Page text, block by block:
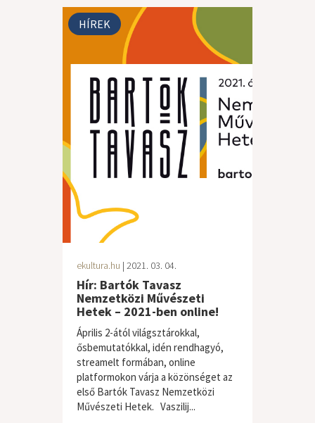
HÍREK
ekultura.hu | 2021. 03. 04.
Hír: Bartók Tavasz
Nemzetközi Művészeti
Hetek – 2021-ben online!
Április 2-ától világsztárokkal,
ősbemutatókkal, idén rendhagyó,
streamelt formában, online
platformokon várja a közönséget az
első Bartók Tavasz Nemzetközi
Művészeti Hetek. Vaszilij...